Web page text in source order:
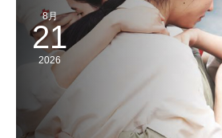
8月
21
2026